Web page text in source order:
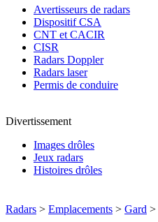
Avertisseurs de radars
Dispositif CSA
CNT et CACIR
CISR
Radars Doppler
Radars laser
Permis de conduire
Divertissement
Images drôles
Jeux radars
Histoires drôles
Radars > Emplacements > Gard >